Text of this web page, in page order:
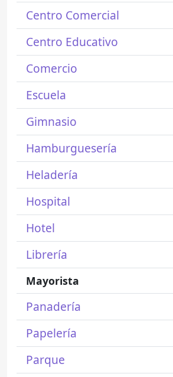
Centro Comercial
Centro Educativo
Comercio
Escuela
Gimnasio
Hamburguesería
Heladería
Hospital
Hotel
Librería
Mayorista
Panadería
Papelería
Parque